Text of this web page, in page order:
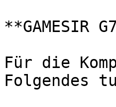
﻿**GAMESIR
Für die
Folgendes